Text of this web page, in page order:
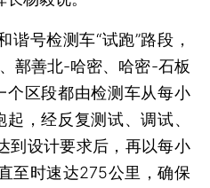
号检测车“试跑”路段，
鄯善北-哈密、哈密-石板
区段都由检测车从每小
，经反复测试、调试、
到设计要求后，再以每小
至时速达275公里，确保